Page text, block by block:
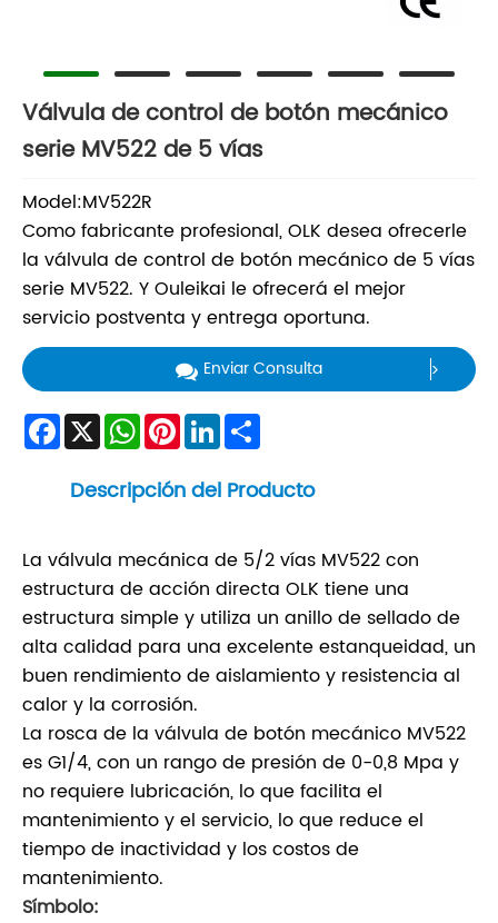
Válvula de control de botón mecánico
serie MV522 de 5 vías
Model:MV522R
Como fabricante profesional, OLK desea ofrecerle
la válvula de control de botón mecánico de 5 vías
serie MV522. Y Ouleikai le ofrecerá el mejor
servicio postventa y entrega oportuna.
Enviar Consulta
Facebook
X WhatsApp
Pinterest
LinkedIn
Descripción del Producto
La válvula mecánica de 5/2 vías MV522 con
estructura de acción directa OLK tiene una
estructura simple y utiliza un anillo de sellado de
alta calidad para una excelente estanqueidad, un
buen rendimiento de aislamiento y resistencia al
calor y la corrosión.
La rosca de la válvula de botón mecánico MV522
es G1/4, con un rango de presión de 0-0,8 Mpa y
no requiere lubricación, lo que facilita el
mantenimiento y el servicio, lo que reduce el
tiempo de inactividad y los costos de
mantenimiento.
Símbolo: